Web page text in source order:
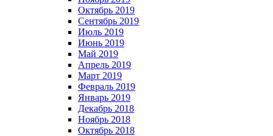
Октябрь 2019
Сентябрь 2019
Июль 2019
Июнь 2019
Май 2019
Апрель 2019
Март 2019
Февраль 2019
Январь 2019
Декабрь 2018
Ноябрь 2018
Октябрь 2018